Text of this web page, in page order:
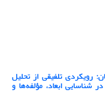
رویکردی تلفیقی از تحلیل
شناسایی ابعاد، مؤلفه‌ها و